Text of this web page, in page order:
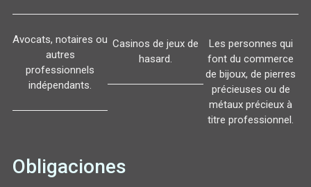
Avocats, notaires ou
autres
professionnels
indépendants.
Casinos de jeux de
hasard.
Les personnes qui
font du commerce
de bijoux, de pierres
précieuses ou de
métaux précieux à
titre professionnel.
Obligaciones